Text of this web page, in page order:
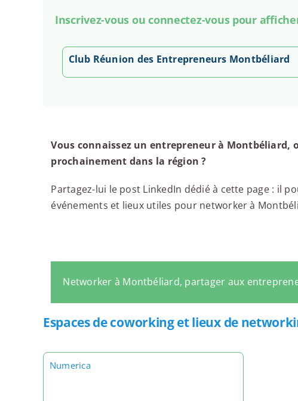
Inscrivez-vous ou connectez-vous pour
Club Réunion des Entrepreneurs Montbéliard
Vous connaissez un entrepreneur à Montbéliard,
prochainement dans la région ?
Partagez-lui le post LinkedIn dédié à cette page : il
événements et lieux utiles pour networker à
Networker à Montbéliard, partager aux
Espaces de coworking et lieux de
Numerica